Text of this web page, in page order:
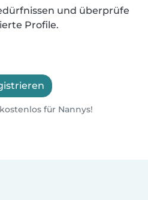
und überprüfe
Profile.
für Nannys!